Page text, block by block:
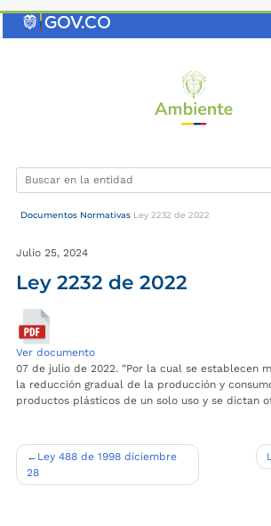
Documentos Normativas Ley 2232 de 2022
Julio 25, 2024
Ley 2232 de 2022
Ver documento
07 de julio de 2022. “Por la cual se establecen
la reducción gradual de la producción y
productos plásticos de un solo uso y se dictan
Navegación
de
Ley 488 de 1998 diciembre
28